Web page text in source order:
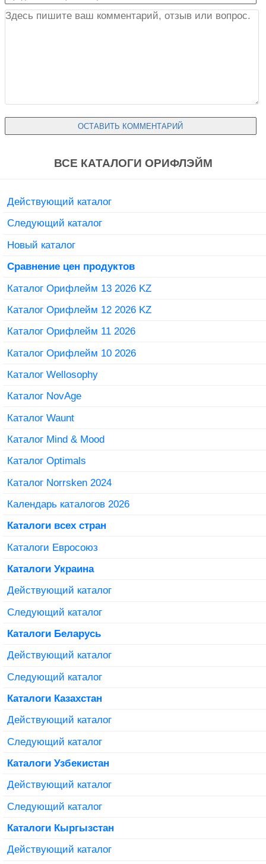
ВСЕ КАТАЛОГИ ОРИФЛЭЙМ
Действующий каталог
Следующий каталог
Новый каталог
Сравнение цен продуктов
Каталог Орифлейм 13 2026 KZ
Каталог Орифлейм 12 2026 KZ
Каталог Орифлейм 11 2026
Каталог Орифлейм 10 2026
Каталог Wellosophy
Каталог NovAge
Каталог Waunt
Каталог Mind & Mood
Каталог Optimals
Каталог Norrsken 2024
Календарь каталогов 2026
Каталоги всех стран
Каталоги Евросоюз
Каталоги Украина
Действующий каталог
Следующий каталог
Каталоги Беларусь
Действующий каталог
Следующий каталог
Каталоги Казахстан
Действующий каталог
Следующий каталог
Каталоги Узбекистан
Действующий каталог
Следующий каталог
Каталоги Кыргызстан
Действующий каталог